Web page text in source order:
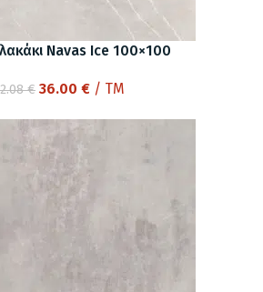
Navas Ice 100×100
€ Original
was:
52.08 €.
36.00 €Η
36.00 €.
/ TM